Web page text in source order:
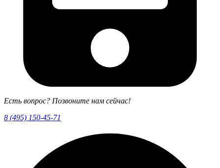
Есть вопрос? Позвоните нам сейчас!
8 (495) 150-45-71